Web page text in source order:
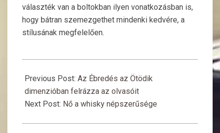
választék van a boltokban ilyen vonatkozásban is,
hogy bátran szemezgethet mindenki kedvére, a
stílusának megfelelően.
04-
01
Previous Post: Az Ébredés az Ötödik
dimenzióban felrázza az olvasóit
Next Post: Nő a whisky népszerűsége